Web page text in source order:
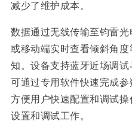
减少了维护成本。
数据通过无线传输至钧雷
或移动端实时查看倾斜角
知。设备支持蓝牙近场调
可通过专用软件快速完成参
方便用户快速配置和调试
设置和调试工作。